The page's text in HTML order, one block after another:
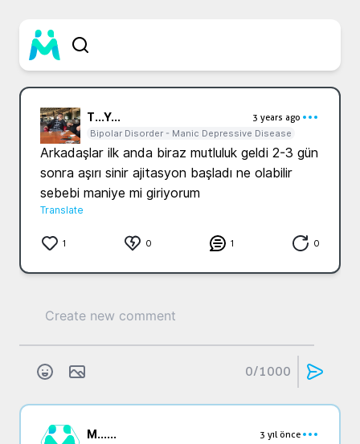
T...Y...
3 years ago
Bipolar Disorder - Manic Depressive Disease
Arkadaşlar ilk anda biraz mutluluk geldi 2-3 gün
sonra aşırı sinir ajitasyon başladı ne olabilir
Translate
1 0 1 0
0/1000
M......
3 yıl önce